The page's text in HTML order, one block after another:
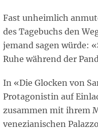
Fast unheimlich
des Tagebuchs den
jemand sagen würde:
Ruhe während der
In «Die Glocken von
Protagonistin auf
zusammen mit ihrem
venezianischen